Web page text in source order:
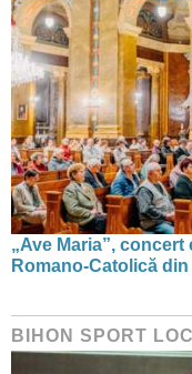
„Ave Maria”,
Romano-Catolică din
BIHON SPORT